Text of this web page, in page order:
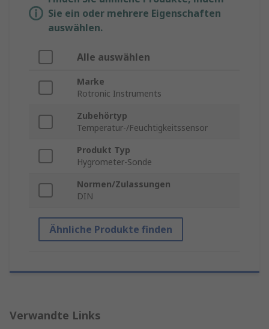
Sie ein oder mehrere Eigenschaften
auswählen.
Alle auswählen
Marke
Rotronic Instruments
Zubehörtyp
Temperatur-/Feuchtigkeitssensor
Produkt Typ
Hygrometer-Sonde
Normen/Zulassungen
DIN
Ähnliche Produkte finden
Verwandte Links